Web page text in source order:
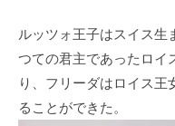
ルッツォ王子はスイス生
つての君主であったロイ
り、フリーダはロイス
ることができた。